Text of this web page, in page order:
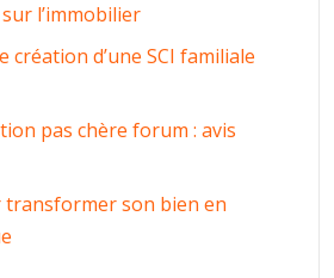
l’immobilier
création d’une SCI familiale
pas chère forum : avis
son bien en